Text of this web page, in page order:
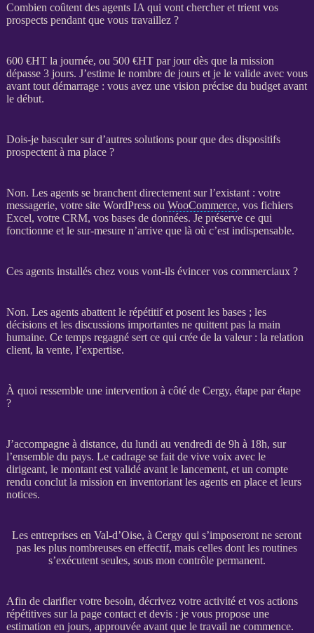
Combien coûtent des agents IA qui vont chercher et trient vos
prospects pendant que vous travaillez ?
600 €HTla journée, ou 500 €HTpar jour dès que la mission
dépasse 3 jours. J’estime le nombre de jours et je le valide avec vous
avant tout démarrage : vous avez une vision précise du budget avant
le début.
Dois-je basculer sur d’autres solutions pour que des dispositifs
prospectent à ma place ?
Non. Les agentsse branchent directement sur l’existant : votre
messagerie, votre site WordPressou WooCommerce, vos fichiers
Excel, votre CRM, vos bases de données. Je préserve ce qui
fonctionne et le sur-mesure n’arrive que là où c’est indispensable.
Ces agents installés chez vous vont-ils évincer vos commerciaux ?
Non. Les agentsabattent le répétitif et posent les bases ; les
décisions et les discussions importantes ne quittent pas la main
humaine. Ce temps regagné sert ce qui crée de la valeur : la relation
client, la vente, l’expertise.
À quoi ressemble une intervention à côté de Cergy, étape par étape
?
J’accompagne à distance, du lundi au vendredi de 9h à 18h, sur
l’ensemble du pays. Le cadragese fait de vive voix avec le
dirigeant, le montant est validé avant le lancement, et un compte
rendu conclut la mission en inventoriant les agentsen place et leurs
notices.
Les entreprises en Val-d’Oise, à Cergy qui s’imposeront ne seront
pas les plus nombreuses en effectif, mais celles dont les routines
s’exécutent seules, sous mon contrôle permanent.
Afin de clarifier votre besoin, décrivez votre activité et vos actions
répétitives sur la page contact et devis: je vous propose une
estimation en jours, approuvée avant que le travail ne commence.